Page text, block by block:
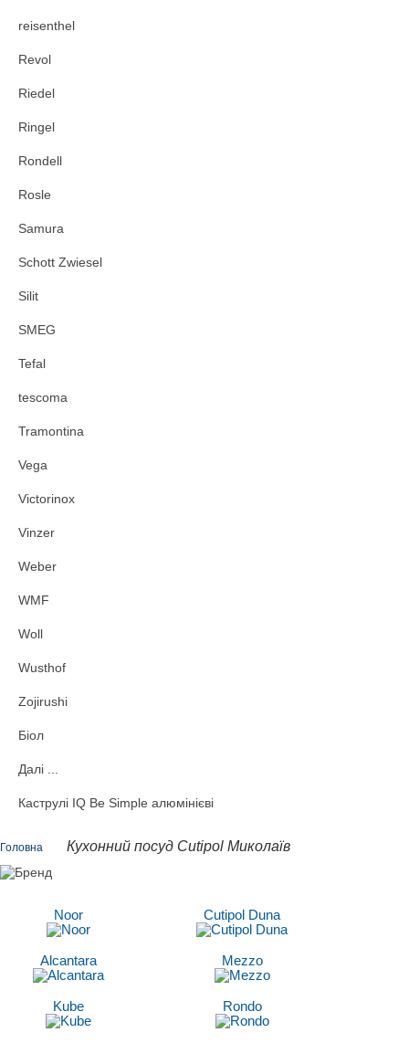
reisenthel
Revol
Riedel
Ringel
Rondell
Rosle
Samura
Schott Zwiesel
Silit
SMEG
Tefal
tescoma
Tramontina
Vega
Victorinox
Vinzer
Weber
WMF
Woll
Wusthof
Zojirushi
Біол
Далі ...
Каструлі IQ Be Simple алюмінієві
Головна Кухонний посуд Cutipol Миколаїв
Noor Cutipol Duna
Alcantara Mezzo
Kube Rondo